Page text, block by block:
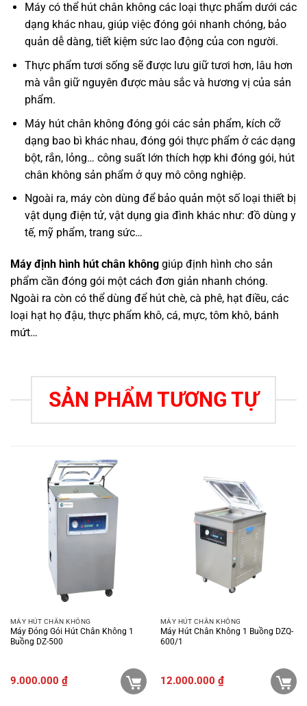
Máy có thể hút chân không các loại thực phẩm dưới các
dạng khác nhau, giúp việc đóng gói nhanh chóng, bảo
quản dễ dàng, tiết kiệm sức lao động của con người.
Thực phẩm tươi sống sẽ được lưu giữ tươi hơn, lâu hơn
mà vẫn giữ nguyên được màu sắc và hương vị của sản
phẩm.
Máy hút chân không đóng gói các sản phẩm, kích cỡ
dạng bao bì khác nhau, đóng gói thực phẩm ở các dạng
bột, rắn, lỏng… công suất lớn thích hợp khi đóng gói, hút
chân không sản phẩm ở quy mô công nghiệp.
Ngoài ra, máy còn dùng để bảo quản một số loại thiết bị
vật dụng điện tử, vật dụng gia đình khác như: đồ dùng y
tế, mỹ phẩm, trang sức…
Máy định hình hút chân không giúp định hình cho sản
phẩm cần đóng gói một cách đơn giản nhanh chóng.
Ngoài ra còn có thể dùng để hút chè, cà phê, hạt điều, các
loại hạt họ đậu, thực phẩm khô, cá, mực, tôm khô, bánh
mứt…
SẢN PHẨM TƯƠNG TỰ
MÁY HÚT CHÂN KHÔNG
Máy Đóng Gói Hút Chân Không 1
Buồng DZ-500
9.000.000 ₫
MÁY HÚT CHÂN KHÔNG
Máy Hút Chân Không 1 Buồng DZQ-
600/1
12.000.000 ₫